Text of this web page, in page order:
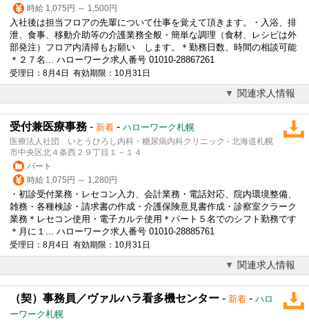
時給 1,075円 ～ 1,500円
入社後は担当フロアの先輩について仕事を覚えて頂きます。・入浴、排
泄、食事、移動介助等の介護業務全般・簡単な調理（食材、レシピは外
部発注）フロア内清掃もお願い します。＊勤務日数、時間の相談可能
＊２７名... ハローワーク求人番号 01010-28867261
受理日：8月4日 有効期限：10月31日
関連求人情報
受付兼医療事務 - 新着 - ハローワーク札幌
医療法人社団 いとうひろし内科・糖尿病内科クリニック - 北海道札幌
市中央区北４条西２９丁目１－１４
パート
時給 1,075円 ～ 1,280円
・初診受付業務・レセコン入力、会計業務・電話対応、院内環境整備、
雑務・各種検診・請求書の作成・ 介護保険意見書作成・診察室クラーク
業務＊レセコン使用・電子カルテ使用＊パート５名でのシフト勤務です
＊月に１... ハローワーク求人番号 01010-28885761
受理日：8月4日 有効期限：10月31日
関連求人情報
（契）事務員／ヴァルハラ看多機センター - 新着 - ハロ
ーワーク札幌